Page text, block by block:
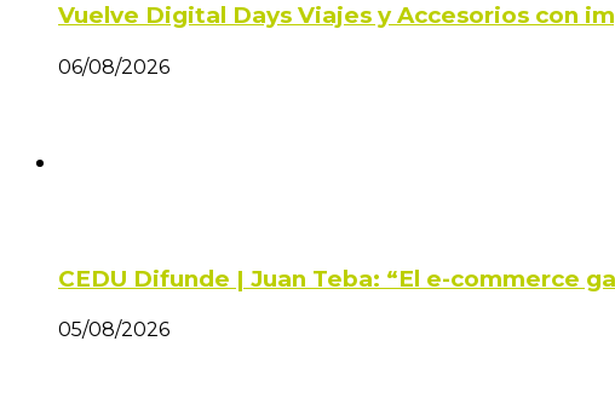
Vuelve Digital Days Viajes y Accesorios con
06/08/2026
CEDU Difunde | Juan Teba: “El e-commerce
05/08/2026